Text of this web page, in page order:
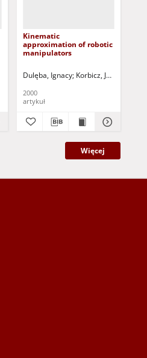
Mendoza, Marco Bonilla, Isela
Kinematic
approximation of robotic
manipulators
Dulęba, Ignacy Korbicz, Józef (1951-
2000
artykuł
Więcej